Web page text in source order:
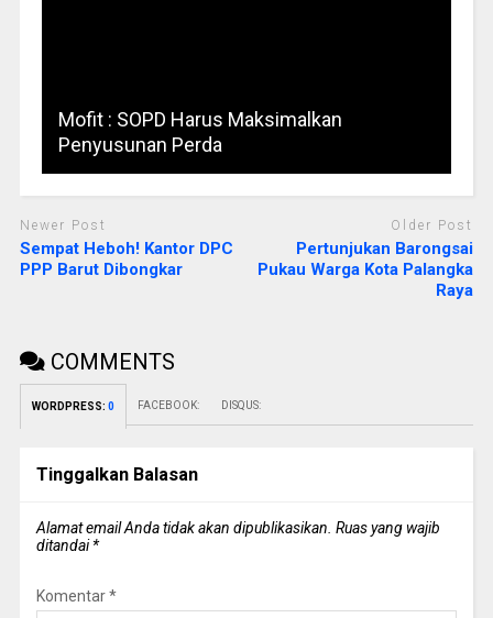
Mofit : SOPD Harus Maksimalkan
Penyusunan Perda
Newer Post
Sempat Heboh! Kantor DPC
PPP Barut Dibongkar
Older Post
Pertunjukan Barongsai
Pukau Warga Kota Palangka
Raya
COMMENTS
WORDPRESS: 0 FACEBOOK: DISQUS:
Tinggalkan Balasan
Alamat email Anda tidak akan dipublikasikan. Ruas yang wajib
ditandai*
Komentar*